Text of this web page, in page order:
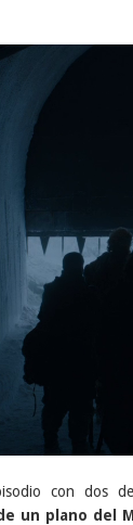
con dos
un plano del